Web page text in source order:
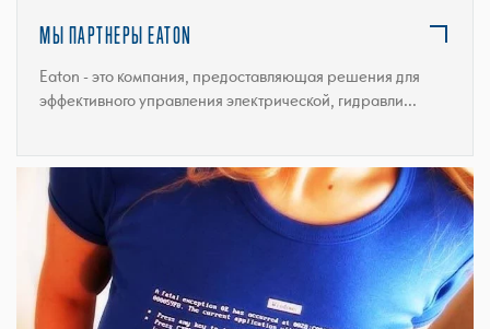
МЫ ПАРТНЕРЫ EATON
Eaton - это компания, предоставляющая решения для
эффективного управления электрической, гидравли...
ПОДРОБНЕЕ